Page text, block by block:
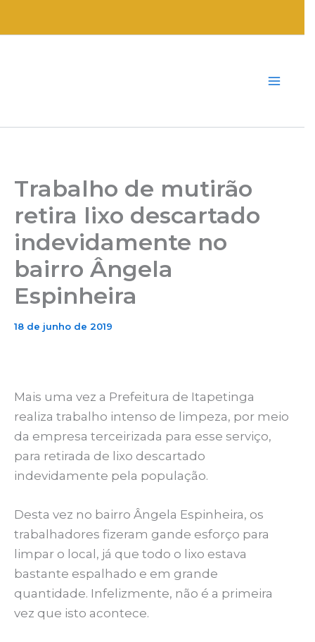
Trabalho de mutirão
retira lixo descartado
indevidamente no
bairro Ângela
Espinheira
18 de junho de 2019
Mais uma vez a Prefeitura de Itapetinga
realiza trabalho intenso de limpeza, por meio
da empresa terceirizada para esse serviço,
para retirada de lixo descartado
indevidamente pela população.
Desta vez no bairro Ângela Espinheira, os
trabalhadores fizeram gande esforço para
limpar o local, já que todo o lixo estava
bastante espalhado e em grande
quantidade. Infelizmente, não é a primeira
vez que isto acontece.